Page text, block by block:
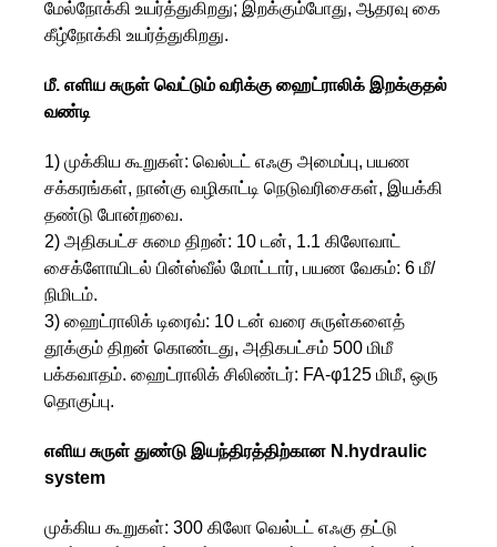
மேல்நோக்கி உயர்த்துகிறது; இறக்கும்போது, ​​ஆதரவு கை
கீழ்நோக்கி உயர்த்துகிறது.
மீ. எளிய சுருள் வெட்டும் வரிக்கு ஹைட்ராலிக் இறக்குதல்
வண்டி
1) முக்கிய கூறுகள்: வெல்டட் எஃகு அமைப்பு, பயண
சக்கரங்கள், நான்கு வழிகாட்டி நெடுவரிசைகள், இயக்கி
தண்டு போன்றவை.
2) அதிகபட்ச சுமை திறன்: 10 டன், 1.1 கிலோவாட்
சைக்ளோயிடல் பின்ஸ்வீல் மோட்டார், பயண வேகம்: 6 மீ/
நிமிடம்.
3) ஹைட்ராலிக் டிரைவ்: 10 டன் வரை சுருள்களைத்
தூக்கும் திறன் கொண்டது, அதிகபட்சம் 500 மிமீ
பக்கவாதம். ஹைட்ராலிக் சிலிண்டர்: FA-φ125 மிமீ, ஒரு
தொகுப்பு.
எளிய சுருள் துண்டு இயந்திரத்திற்கான N.hydraulic
system
முக்கிய கூறுகள்: 300 கிலோ வெல்டட் எஃகு தட்டு